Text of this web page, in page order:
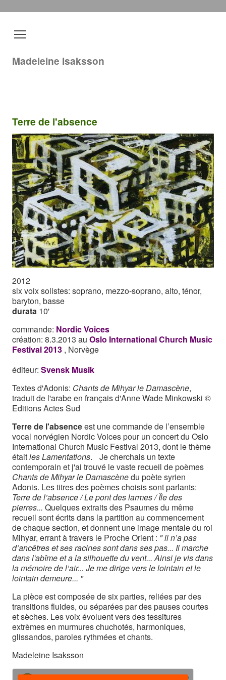
Madeleine Isaksson
Terre de l'absence
2012
six voix solistes: soprano, mezzo-soprano, alto, ténor,
baryton, basse
durata 10'
commande: Nordic Voices
création: 8.3.2013 au Oslo International Church Music
Festival 2013 , Norvège
éditeur: Svensk Musik
Textes d'Adonis: Chants de Mihyar le Damascène,
traduit de l'arabe en français d'Anne Wade Minkowski ©
Editions Actes Sud
Terre de l'absenceest une commande de l’ensemble
vocal norvégien Nordic Voices pour un concert du Oslo
International Church Music Festival 2013, dont le thème
étaitles Lamentations. Je cherchais un texte
contemporain et j'ai trouvé le vaste recueil de poèmes
Chants de Mihyar le Damascènedu poète syrien
Adonis. Les titres des poèmes choisis sont parlants:
Terre de l’absence / Le pont des larmes / Île des
pierres... Quelques extraits des Psaumes du même
recueil sont écrits dans la partition au commencement
de chaque section, et donnent une image mentale du roi
Mihyar, errant à travers le Proche Orient : " il n’a pas
d’ancêtres et ses racines sont dans ses pas... Il marche
dans l'abîme et a la silhouette du vent... Ainsi je vis dans
la mémoire de l’air... Je me dirige vers le lointain et le
lointain demeure... "
La pièce est composée de six parties, reliées par des
transitions fluides, ou séparées par des pauses courtes
et sèches. Les voix évoluent vers des tessitures
extrèmes en murmures chuchotés, harmoniques,
glissandos, paroles rythmées et chants.
Madeleine Isaksson